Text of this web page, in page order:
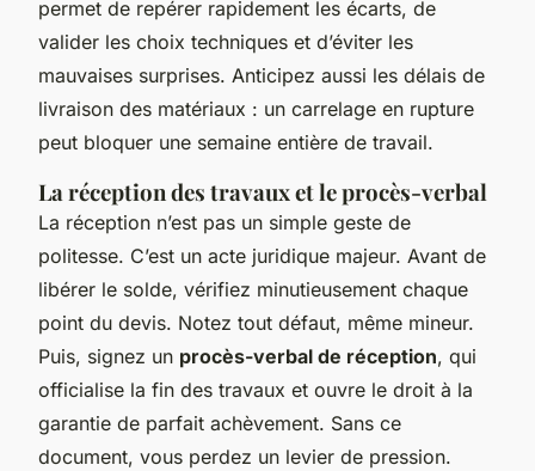
permet de repérer rapidement les écarts, de
valider les choix techniques et d’éviter les
mauvaises surprises. Anticipez aussi les délais de
livraison des matériaux : un carrelage en rupture
peut bloquer une semaine entière de travail.
La réception des travaux et le procès-verbal
La réception n’est pas un simple geste de
politesse. C’est un acte juridique majeur. Avant de
libérer le solde, vérifiez minutieusement chaque
point du devis. Notez tout défaut, même mineur.
Puis, signez un procès-verbal de réception, qui
officialise la fin des travaux et ouvre le droit à la
garantie de parfait achèvement. Sans ce
document, vous perdez un levier de pression.